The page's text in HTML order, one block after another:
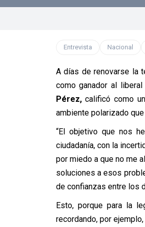
Entrevista Nacional
A días de renovarse la
como ganador al
Pérez,calificó como
ambiente polarizado
“El objetivo que nos
ciudadanía, con la
por miedo a que no me
soluciones a esos
de confianzas entre los
Esto, porque para la
recordando, por